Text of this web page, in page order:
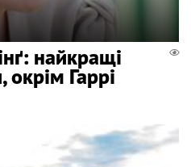
найкращі
Гаррі